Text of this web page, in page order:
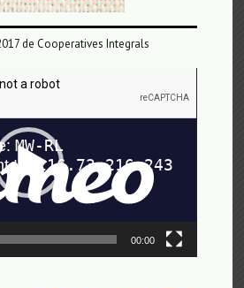
de Cooperatives Integrals
00:00